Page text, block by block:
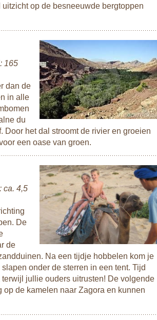
op de besneeuwde bergtoppen
165
dan de
in alle
du
Door het dal stroomt de rivier en groeien
een oase van groen.
ca. 4,5
De
de
Na een tijdje hobbelen kom je
onder de sterren in een tent. Tijd
jullie ouders uitrusten! De volgende
de kamelen naar Zagora en kunnen